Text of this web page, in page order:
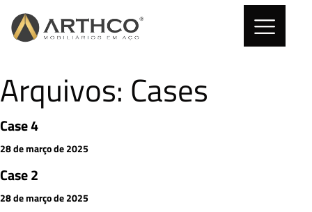
Arquivos: Cases
Case 4
28 de março de 2025
Case 2
28 de março de 2025